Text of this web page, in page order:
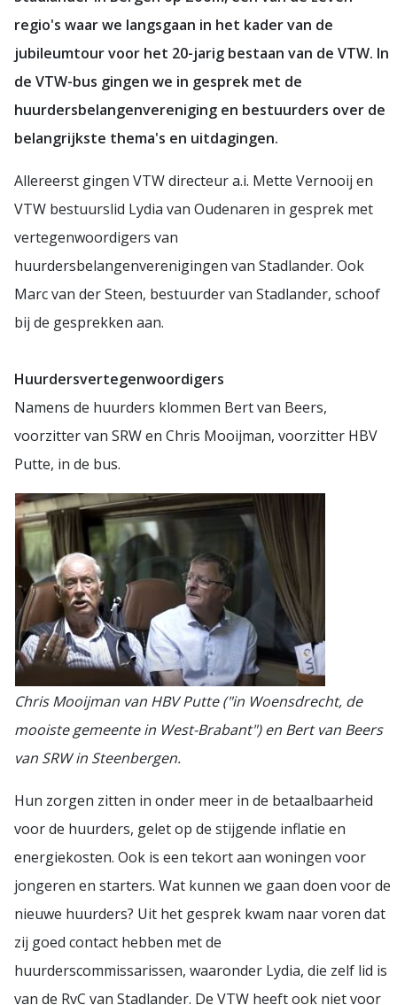
regio's waar we langsgaan in het kader van de
jubileumtour voor het 20-jarig bestaan van de VTW. In
de VTW-bus gingen we in gesprek met de
huurdersbelangenvereniging en bestuurders over de
belangrijkste thema's en uitdagingen.
Allereerst gingen VTW directeur a.i. Mette Vernooij en
VTW bestuurslid Lydia van Oudenaren in gesprek met
vertegenwoordigers van
huurdersbelangenverenigingen van Stadlander. Ook
Marc van der Steen, bestuurder van Stadlander, schoof
bij de gesprekken aan.
Huurdersvertegenwoordigers
Namens de huurders klommen Bert van Beers,
voorzitter van SRW en Chris Mooijman, voorzitter HBV
Putte, in de bus.
Chris Mooijman van HBV Putte ("in Woensdrecht, de
mooiste gemeente in West-Brabant") en Bert van Beers
van SRW in Steenbergen.
Hun zorgen zitten in onder meer in de betaalbaarheid
voor de huurders, gelet op de stijgende inflatie en
energiekosten. Ook is een tekort aan woningen voor
jongeren en starters. Wat kunnen we gaan doen voor de
nieuwe huurders? Uit het gesprek kwam naar voren dat
zij goed contact hebben met de
huurderscommissarissen, waaronder Lydia, die zelf lid is
van de RvC van Stadlander. De VTW heeft ook niet voor